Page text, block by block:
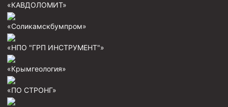
Стропы канатные
Стропы текстильные
Канаты стальные
Элементы линии обвязки
«КАВДОЛОМИТ»
«Соликамскбумпром»
«НПО "ГРП ИНСТРУМЕНТ"»
«Крымгеология»
«ПО СТРОНГ»